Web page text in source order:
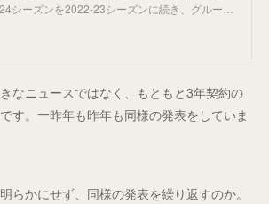
シーズンを2022-23シーズンに続き、グルー…
なニュースではなく、もともと3年契約の
す。一昨年も昨年も同様の発表をしていま
らかにせず、同様の発表を繰り返すのか。